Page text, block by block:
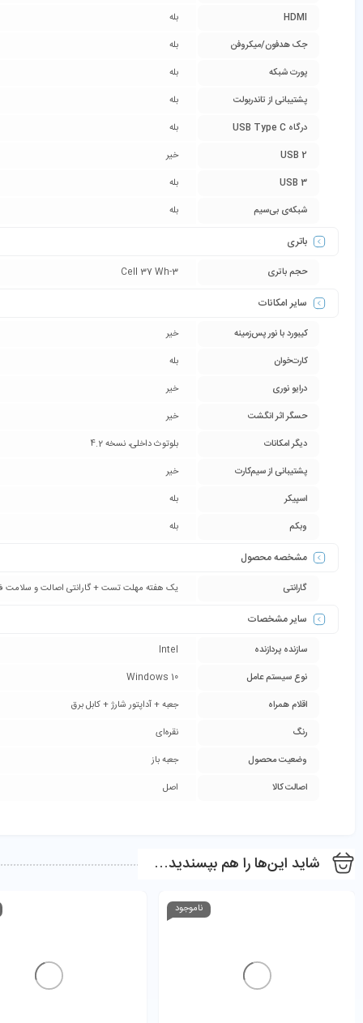
HDMI
بله
جک هدفون/میکروفن
بله
پورت شبکه
بله
پشتیبانی از تاندربولت
بله
درگاه USB Type C
بله
USB 2
خیر
USB 3
بله
شبکه‌ی بی‌سیم
بله
باتری
حجم باتری 3-Cell 37 Wh
سایر امکانات
کیبورد با نور پس‌زمینه
خیر
کارت‌خوان
بله
درایو نوری
خیر
حسگر اثر انگشت
خیر
دیگر امکانات
بلوتوث داخلی، نسخه 4.2
پشتیبانی از سیم‌کارت
خیر
اسپیکر
بله
وبکم
بله
مشخصه محصول
گارانتی یک هفته مهلت تست + گارانتی اصالت و سلامت
سایر مشخصات
سازنده پردازنده
Intel
نوع سیستم عامل
Windows 10
اقلام همراه
جعبه + آداپتور شارژ + کابل برق
رنگ
نقره‌ای
وضعیت محصول
جعبه باز
اصالت کالا
اصل
شاید این‌ها را هم بپسندید…
ناموجود